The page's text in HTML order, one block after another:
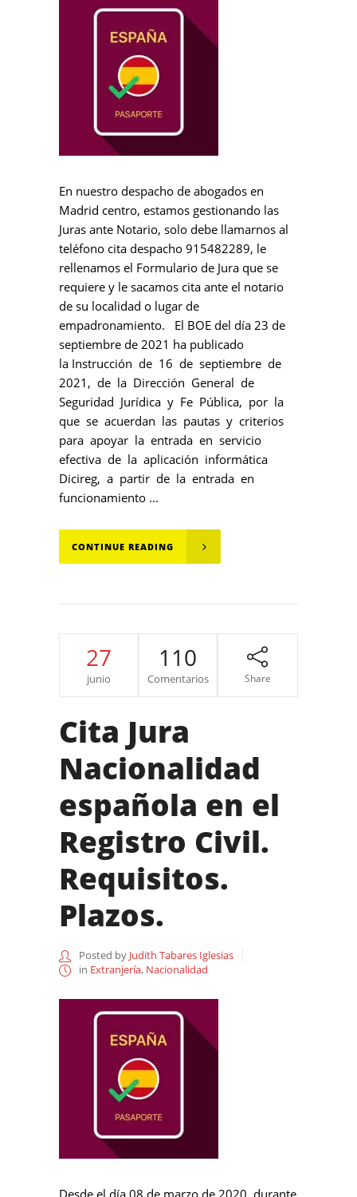
En nuestro despacho de abogados en
Madrid centro, estamos gestionando las
Juras ante Notario, solo debe llamarnos al
teléfono cita despacho 915482289, le
rellenamos el Formulario de Jura que se
requiere y le sacamos cita ante el notario
de su localidad o lugar de
empadronamiento. El BOE del día 23 de
septiembre de 2021 ha publicado
la Instrucción de 16 de septiembre de
2021, de la Dirección General de
Seguridad Jurídica y Fe Pública, por la
que se acuerdan las pautas y criterios
para apoyar la entrada en servicio
efectiva de la aplicación informática
Dicireg, a partir de la entrada en
funcionamiento ...
CONTINUE READING
27
junio
110
Comentarios Share
Cita Jura
Nacionalidad
española en el
Registro Civil.
Requisitos.
Plazos.
Posted by Judith Tabares Iglesias
in Extranjería, Nacionalidad